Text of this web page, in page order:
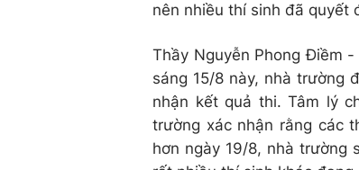
nên nhiều thí sinh đã quyết
Thầy Nguyễn Phong Điềm
sáng 15/8 này, nhà trường
nhận kết quả thi. Tâm lý
trường xác nhận rằng các
hơn ngày 19/8, nhà trường